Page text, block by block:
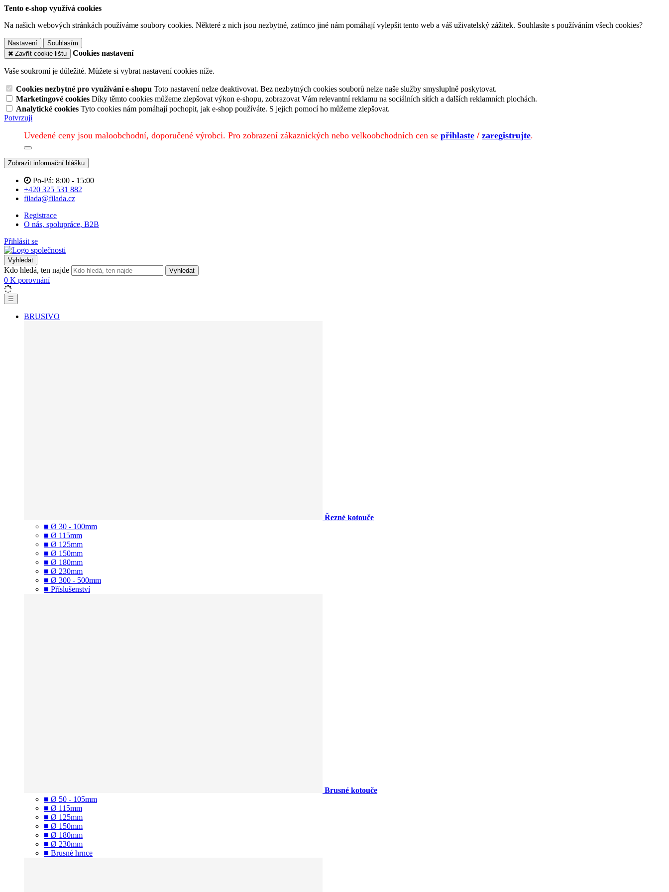
Tento e-shop využívá cookies
Na našich webových stránkách používáme soubory cookies. Některé z nich jsou nezbytné, zatímco jiné nám pomáhají vylepšit tento web a váš uživatelský zážitek. Souhlasíte s používáním všech cookies?
Nastavení
Souhlasím
Zavřít cookie lištu
Cookies nastavení
Vaše soukromí je důležité. Můžete si vybrat nastavení cookies níže.
Cookies nezbytné pro využívání e-shopu Toto nastavení nelze deaktivovat. Bez nezbytných cookies souborů nelze naše služby smysluplně poskytovat.
Marketingové cookies Díky těmto cookies můžeme zlepšovat výkon e-shopu, zobrazovat Vám relevantní reklamu na sociálních sítích a dalších reklamních plochách.
Analytické cookies Tyto cookies nám pomáhají pochopit, jak e-shop používáte. S jejich pomocí ho můžeme zlepšovat.
Potvrzuji
Uvedené ceny jsou maloobchodní, doporučené výrobci. Pro zobrazení zákaznických nebo velkoobchodních cen se přihlaste / zaregistrujte.
Zobrazit informační hlášku
Po-Pá: 8:00 - 15:00
+420 325 531 882
filada@filada.cz
Registrace
O nás, spolupráce, B2B
Přihlásit se
Vyhledat
Kdo hledá, ten najde Vyhledat
0 K porovnání
☰
BRUSIVO
Řezné kotouče
■ Ø 30 - 100mm
■ Ø 115mm
■ Ø 125mm
■ Ø 150mm
■ Ø 180mm
■ Ø 230mm
■ Ø 300 - 500mm
■ Příslušenství
Brusné kotouče
■ Ø 50 - 105mm
■ Ø 115mm
■ Ø 125mm
■ Ø 150mm
■ Ø 180mm
■ Ø 230mm
■ Brusné hrnce